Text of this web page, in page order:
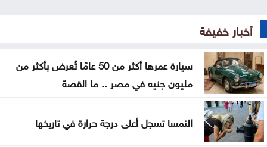
الراحة
هل تأكل البطيخ مع الخبز؟ خبراء يوضحون ما قد يحدث
لجسمك
عطالله: الوصاية الهاشمية صمام أمان للمقدسات في
القدس
أخبار خفيفة
سيارة عمرها أكثر من 50 عامًا تُعرض بأكثر من
مليون جنيه في مصر .. ما القصة
النمسا تسجل أعلى درجة حرارة في تاريخها